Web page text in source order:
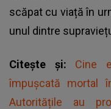
scăpat cu viață în
unul dintre
Citește și: Cine
împușcată mortal
Autoritățile au